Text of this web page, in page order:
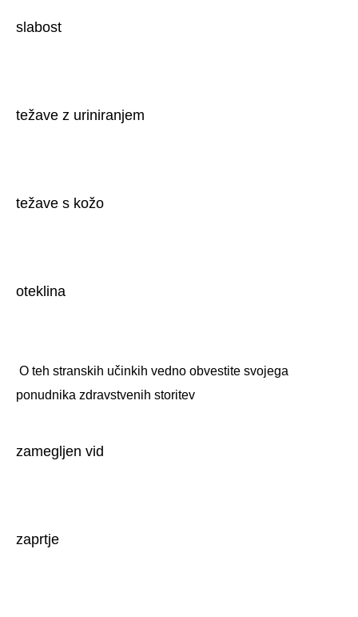
slabost
težave z uriniranjem
težave s kožo
oteklina
ponudnika zdravstvenih storitev
zamegljen vid
zaprtje